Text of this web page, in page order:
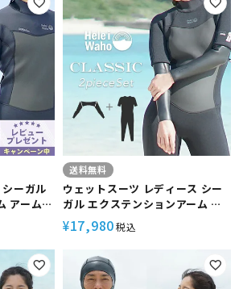
ーガル
アーム
セット
イワホ
ダイビ
送料無料
ウェットスーツ レディース シー
ガル エクステンションアーム ア
ーム インナー セット 2ピース セ
ットアップ HeleiWaho ヘレイ
REVERSIBLE INNER 2mm サー
フィン ダイビング リバーシブル
¥17,980税込